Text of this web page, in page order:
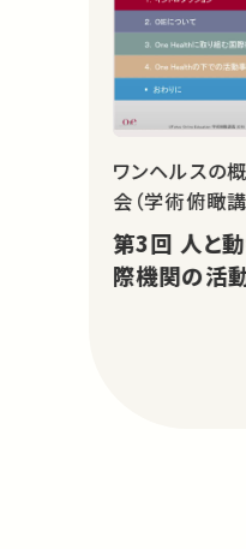
ワンヘルスの
会（学術俯瞰講
第3回 人と動物の健康を守る国
際機関の活